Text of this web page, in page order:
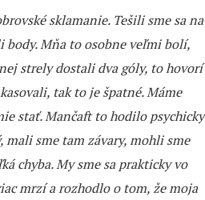
sklamanie. Tešili sme sa na
body. Mňa to osobne veľmi bolí,
strely dostali dva góly, to hovorí
tak to je špatné. Máme
stať. Mančaft to hodilo psychicky
sme tam závary, mohli sme
chyba. My sme sa prakticky vo
mrzí a rozhodlo o tom, že moja